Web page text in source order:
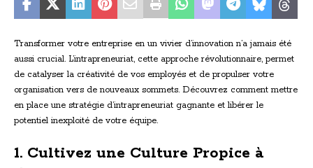
Transformer votre entreprise en un vivier d’innovation n’a jamais été
aussi crucial. L’intrapreneuriat, cette approche révolutionnaire, permet
de catalyser la créativité de vos employés et de propulser votre
organisation vers de nouveaux sommets. Découvrez comment mettre
en place une stratégie d’intrapreneuriat gagnante et libérer le
potentiel inexploité de votre équipe.
1. Cultivez une Culture Propice à